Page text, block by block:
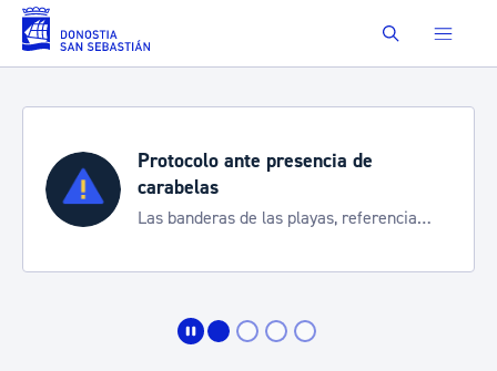
Saltar al contenido principal Buscar
Protocolo ante presencia de
carabelas
Las banderas de las playas, referencia